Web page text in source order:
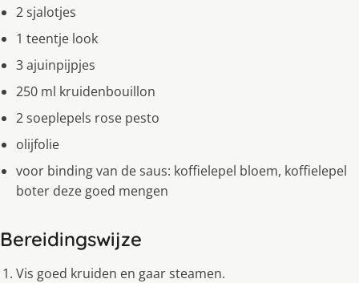
2 sjalotjes
1 teentje look
3 ajuinpijpjes
250 ml kruidenbouillon
2 soeplepels rose pesto
olijfolie
voor binding van de saus: koffielepel bloem, koffielepel
boter deze goed mengen
Bereidingswijze
Vis goed kruiden en gaar steamen.